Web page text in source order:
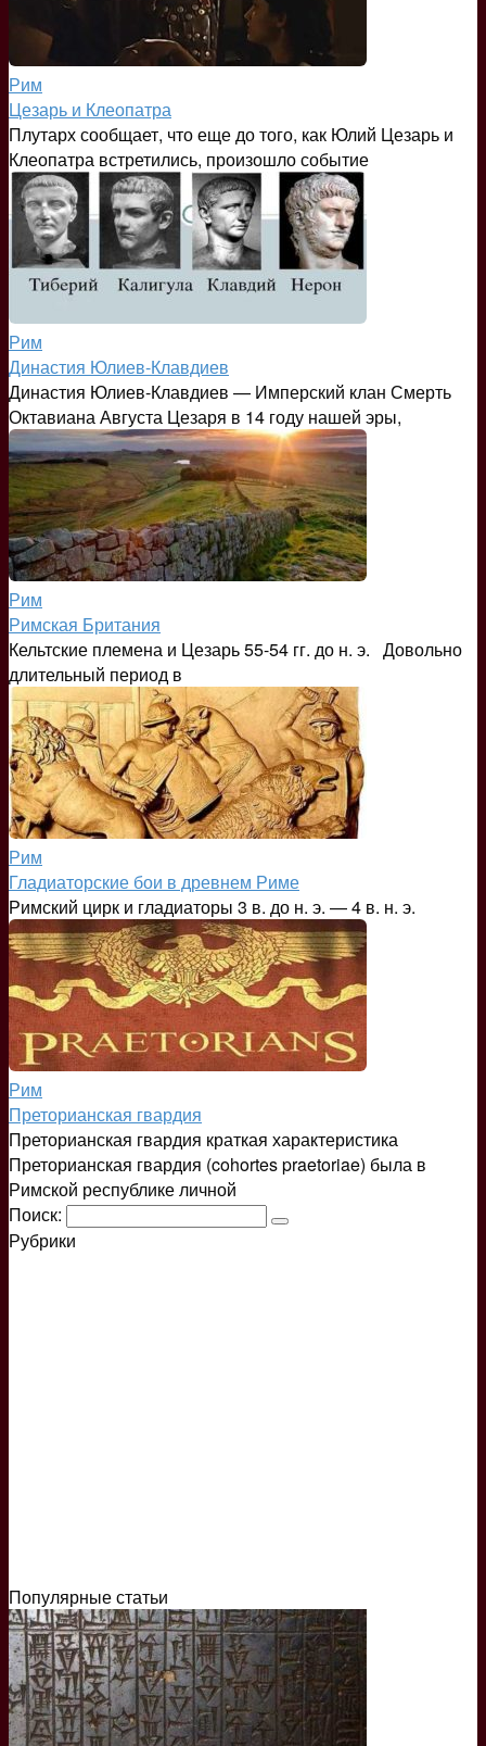
Рим
Цезарь и Клеопатра
Плутарх сообщает, что еще до того, как Юлий Цезарь и
Клеопатра встретились, произошло событие
Рим
Династия Юлиев-Клавдиев
Династия Юлиев-Клавдиев — Имперский клан Смерть
Октавиана Августа Цезаря в 14 году нашей эры,
Рим
Римская Британия
Кельтские племена и Цезарь 55-54 гг. до н. э. Довольно
длительный период в
Рим
Гладиаторские бои в древнем Риме
Римский цирк и гладиаторы 3 в. до н. э. — 4 в. н. э.
Рим
Преторианская гвардия
Преторианская гвардия краткая характеристика
Преторианская гвардия (cohortes praetoriae) была в
Римской республике личной
Поиск:
Рубрики
Популярные статьи